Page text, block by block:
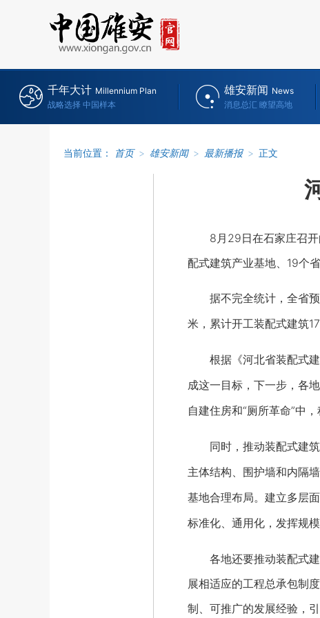
千年大计 Millennium Plan
战略选择 中国样本
雄安新闻 News
消息总汇 瞭望高地
当前位置： 首页 > 雄安新闻 > 最新播报 > 正文
8月29日在石家庄召开
配式建筑产业基地、19个
据不完全统计，全省预
米，累计开工装配式建筑
根据《河北省装配式建
成这一目标，下一步，各
自建住房和“厕所革命”中
同时，推动装配式建筑
主体结构、围护墙和内隔
基地合理布局。建立多层
标准化、通用化，发挥规模
各地还要推动装配式建
展相适应的工程总承包制
制、可推广的发展经验，